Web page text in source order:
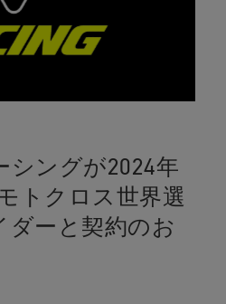
シングが2024年
トクロス世界選
ダーと契約のお